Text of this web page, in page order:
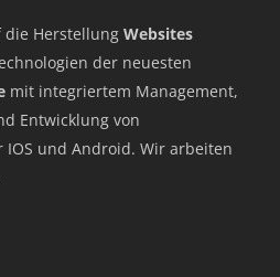
Herstellung Websites
der neuesten
mit integriertem Management,
Entwicklung von
IOS und Android. Wir arbeiten